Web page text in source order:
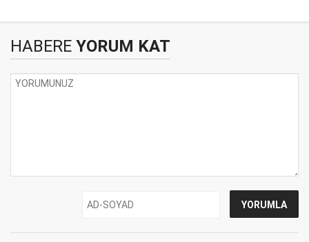
HABERE YORUM KAT